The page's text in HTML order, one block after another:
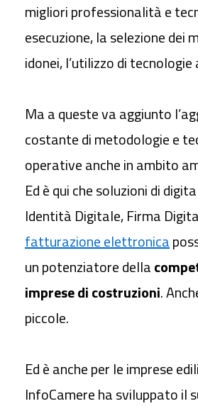
Carta
Firma
con
migliori professionalità e
esecuzione, la selezione dei
idonei, l’utilizzo di
Ma a queste va aggiunto
costante di metodologie e
operative anche in ambito
Ed è qui che soluzioni di
Identità Digitale, Firma
fatturazione elettronica
un potenziatore della
imprese di costruzioni.
piccole.
Ed è anche per le imprese
InfoCamere ha sviluppato il